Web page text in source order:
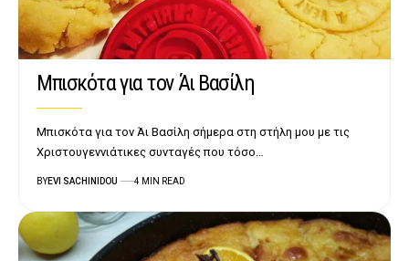
Μπισκότα για τον Άι Βασίλη
Μπισκότα για τον Άι Βασίλη σήμερα στη στήλη μου με τις
Χριστουγεννιάτικες συνταγές που τόσο…
BYEVI SACHINIDOU 4 MIN READ